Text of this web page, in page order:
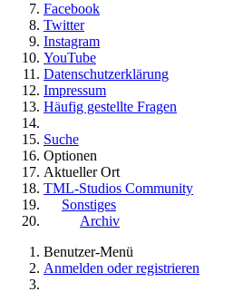
Facebook
Twitter
Instagram
YouTube
Datenschutzerklärung
Impressum
Häufig gestellte Fragen
Suche
Optionen
Aktueller Ort
TML-Studios Community
Sonstiges
Archiv
Benutzer-Menü
Anmelden oder registrieren